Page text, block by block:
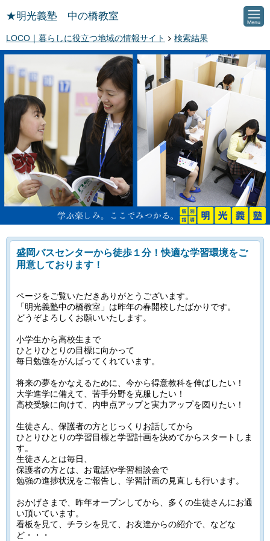
★明光義塾 中の橋教室
LOCO｜暮らしに役立つ地域の情報サイト 検索結果
盛岡バスセンターから徒歩１分！快適な学習環境をご
用意しております！
ページをご覧いただきありがとうございます。
「明光義塾中の橋教室」は昨年の春開校したばかりです。
どうぞよろしくお願いいたします。
小学生から高校生まで
ひとりひとりの目標に向かって
毎日勉強をがんばってくれています。
将来の夢をかなえるために、今から得意教科を伸ばしたい！
大学進学に備えて、苦手分野を克服したい！
高校受験に向けて、内申点アップと実力アップを図りたい！
生徒さん、保護者の方とじっくりお話してから
ひとりひとりの学習目標と学習計画を決めてからスタートしま
す。
生徒さんとは毎日、
保護者の方とは、お電話や学習相談会で
勉強の進捗状況をご報告し、学習計画の見直しも行います。
おかげさまで、昨年オープンしてから、多くの生徒さんにお通
い頂いています。
看板を見て、チラシを見て、お友達からの紹介で、などな
ど・・・